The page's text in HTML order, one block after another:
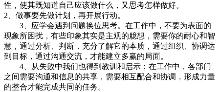
性，使其既知道自己应该做什么，又思考怎样做好。
2、做事要先做计划，再开展行动。
3、应学会遇到问题换位思考。在工作中，不要为表面的
现象所困扰，有些印象其实是主观的臆想，需要你的耐心和智
慧，通过分析、判断，充分了解它的本质，通过组织、协调达
到目标，通过沟通交流，才能建立多赢的局面。
4、从失败中我们也得到教训和启示：在工作中，各部门
之间需要沟通和信息的共享，需要相互配合和协调，形成力量
的整合才能完成共同的任务。